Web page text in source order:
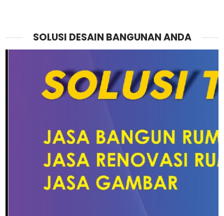
SOLUSI DESAIN BANGUNAN ANDA